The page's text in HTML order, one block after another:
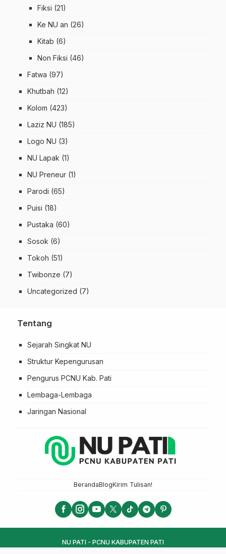
Fiksi (21)
Ke NU an (26)
Kitab (6)
Non Fiksi (46)
Fatwa (97)
Khutbah (12)
Kolom (423)
Laziz NU (185)
Logo NU (3)
NU Lapak (1)
NU Preneur (1)
Parodi (65)
Puisi (18)
Pustaka (60)
Sosok (6)
Tokoh (51)
Twibonze (7)
Uncategorized (7)
Tentang
Sejarah Singkat NU
Struktur Kepengurusan
Pengurus PCNU Kab. Pati
Lembaga-Lembaga
Jaringan Nasional
BerandaBlogKirim Tulisan!
NU PATI - PCNU KABUPATEN PATI